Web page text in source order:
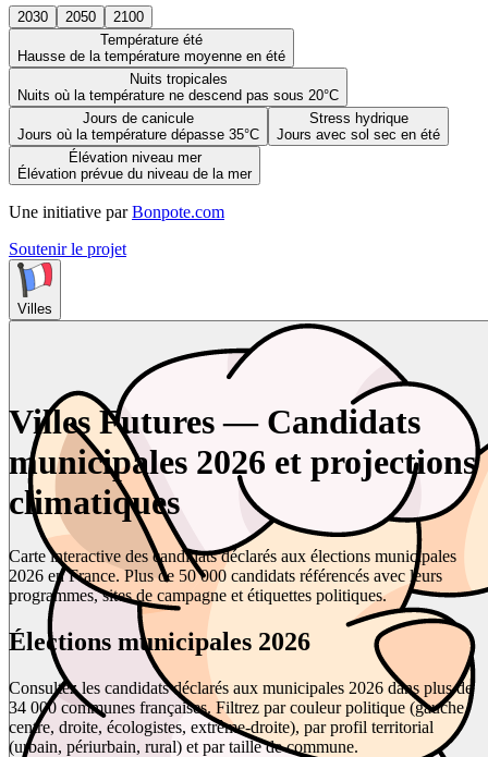
2030 2050
2100
Température été
Hausse de la température moyenne en été
Nuits tropicales
Nuits où la température ne descend pas sous 20°C
Jours de canicule
Jours où la température dépasse 35°C
Stress hydrique
Jours avec sol sec en été
Élévation niveau mer
Élévation prévue du niveau de la mer
Une initiative par Bonpote.com
Soutenir le projet
Villes
Villes Futures — Candidats
municipales 2026 et projections
climatiques
Carte interactive des candidats déclarés aux élections municipales
2026 en France. Plus de 50 000 candidats référencés avec leurs
programmes, sites de campagne et étiquettes politiques.
Élections municipales 2026
Consultez les candidats déclarés aux municipales 2026 dans plus de
34 000 communes françaises. Filtrez par couleur politique (gauche,
centre, droite, écologistes, extrême-droite), par profil territorial
(urbain, périurbain, rural) et par taille de commune.